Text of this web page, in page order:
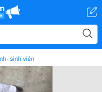
sinh viên